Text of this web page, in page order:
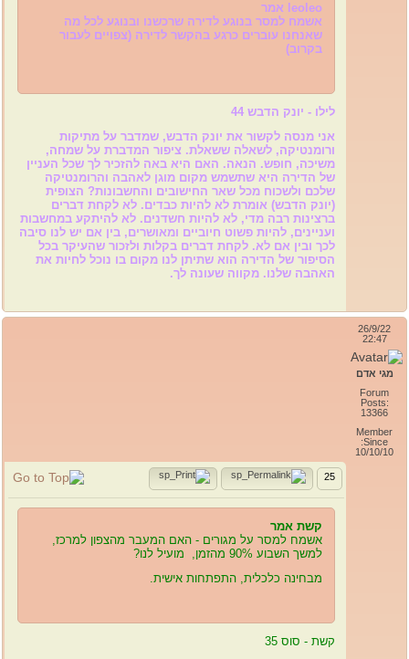
leoleo אמר
אשמח למסר בנוגע לדירה שרכשנו ובנוגע לכל מה
שאנחנו עוברים כרגע בהקשר לדירה (צפויים לעבור
בקרוב)
לילו - יונק הדבש 44
אני מנסה לקשור את יונק הדבש, שמדבר על מתיקות
ורומנטיקה, לשאלה ששאלת. ציפור המדברת על שמחה,
משיכה, חופש. הנאה. האם היא באה להזכיר לך שכל העניין
של הדירה היא שתשמש מקום מוגן לאהבה והרומנטיקה
שלכם ולשכוח מכל שאר החישובים והחשבונות? הצופית
(יונק הדבש) אומרת לא להיות כבדים. לא לקחת דברים
ברצינות רבה מדי, לא להיות חשדנים. לא להיתקע במחשבות
ועניינים, להיות פשוט חיוביים ומאושרים, בין אם יש לנו סיבה
לכך ובין אם לא. לקחת דברים בקלות ולזכור שהעיקר בכל
הסיפור של הדירה הוא שתיתן לנו מקום בו נוכל לחיות את
האהבה שלנו. מקווה שעונה לך.
26/9/22
22:47
מגי אדם
Forum
Posts:
13366
Member
Since:
10/10/10
25
קשת אמר
אשמח למסר על מגורים - האם המעבר מהצפון למרכז,
למשך השבוע 90% מהזמן, מועיל לנו?
מבחינה כלכלית, התפתחות אישית.
קשת - סוס 35